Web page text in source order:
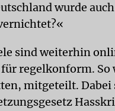
wurde
sind weiterhin
regelkonform. So
mitgeteilt. Dabei